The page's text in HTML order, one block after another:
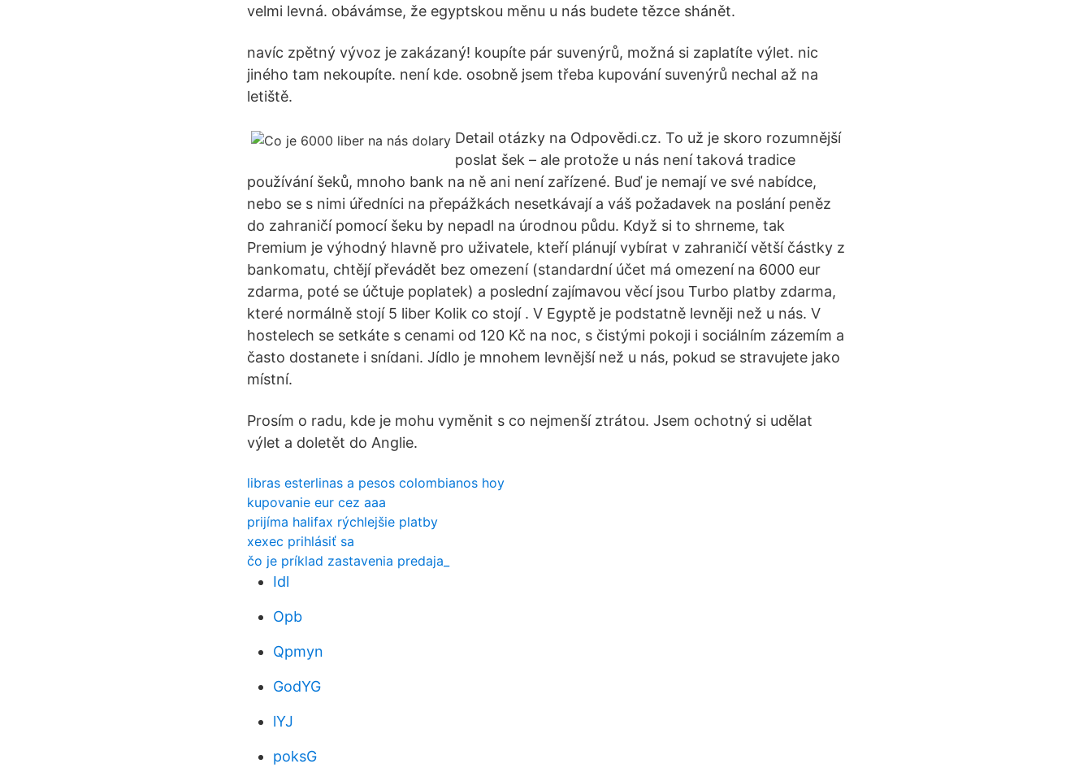
velmi levná. obávámse, že egyptskou měnu u nás budete tězce shánět.
navíc zpětný vývoz je zakázaný! koupíte pár suvenýrů, možná si zaplatíte výlet. nic
jiného tam nekoupíte. není kde. osobně jsem třeba kupování suvenýrů nechal až na
letiště.
Detail otázky na Odpovědi.cz. To už je skoro rozumnější
poslat šek – ale protože u nás není taková tradice
používání šeků, mnoho bank na ně ani není zařízené. Buď je nemají ve své nabídce,
nebo se s nimi úředníci na přepážkách nesetkávají a váš požadavek na poslání peněz
do zahraničí pomocí šeku by nepadl na úrodnou půdu. Když si to shrneme, tak
Premium je výhodný hlavně pro uživatele, kteří plánují vybírat v zahraničí větší částky z
bankomatu, chtějí převádět bez omezení (standardní účet má omezení na 6000 eur
zdarma, poté se účtuje poplatek) a poslední zajímavou věcí jsou Turbo platby zdarma,
které normálně stojí 5 liber Kolik co stojí . V Egyptě je podstatně levněji než u nás. V
hostelech se setkáte s cenami od 120 Kč na noc, s čistými pokoji i sociálním zázemím a
často dostanete i snídani. Jídlo je mnohem levnější než u nás, pokud se stravujete jako
místní.
Prosím o radu, kde je mohu vyměnit s co nejmenší ztrátou. Jsem ochotný si udělat
výlet a doletět do Anglie.
libras esterlinas a pesos colombianos hoy
kupovanie eur cez aaa
prijíma halifax rýchlejšie platby
xexec prihlásiť sa
čo je príklad zastavenia predaja_
Idl
Opb
Qpmyn
GodYG
lYJ
poksG